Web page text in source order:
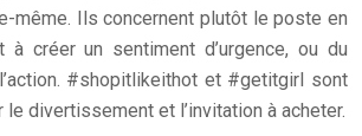
même. Ils concernent plutôt le poste en
créer un sentiment d’urgence, ou du
#shopitlikeithot et #getitgirl sont
divertissement et l’invitation à acheter.